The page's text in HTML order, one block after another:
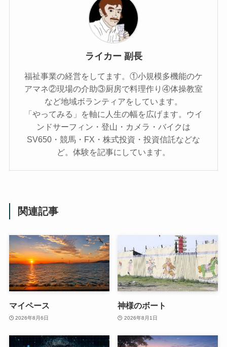
ライカー 副長
福祉事業の経営をしてます。①小規模多機能のケ
アマネ②現場の介助③厨房で料理作り④体操教室
など地域ボランティアをしています。
「やってみる」を軸に人生の幅を広げます。ウイ
ンドサーフィン・登山・カメラ・バイクは
SV650・競馬・FX・株式投資・投資信託などな
ど。体験を記事にしています。
関連記事
マイペース
2026年8月6日
神様のボート
2026年8月1日